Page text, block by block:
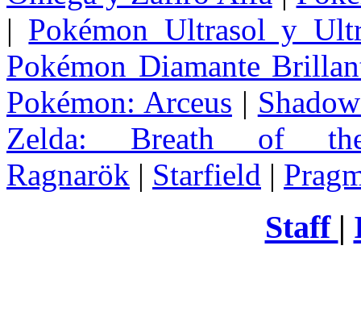
| Pokémon Ultrasol y
Pokémon Diamante
Pokémon: Arceus |
Zelda: Breath of
Ragnarök | Starfield |
Staff |